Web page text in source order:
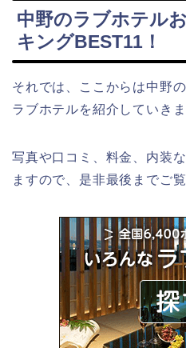
中野のラブホテル
キングBEST11！
それでは、ここからは中野
ラブホテルを紹介していきま
写真や口コミ、料金、内装
ますので、是非最後までご